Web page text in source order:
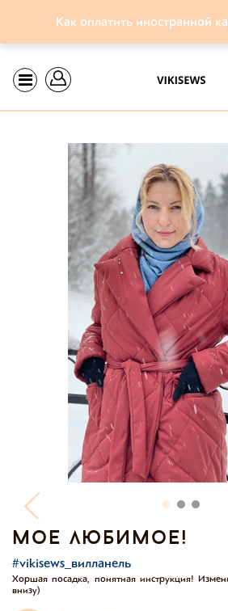
Как оплатить иностранной
мое любимое!
#vikisews_вилланель
Хоршая посадка, понятная инструкция!
внизу)